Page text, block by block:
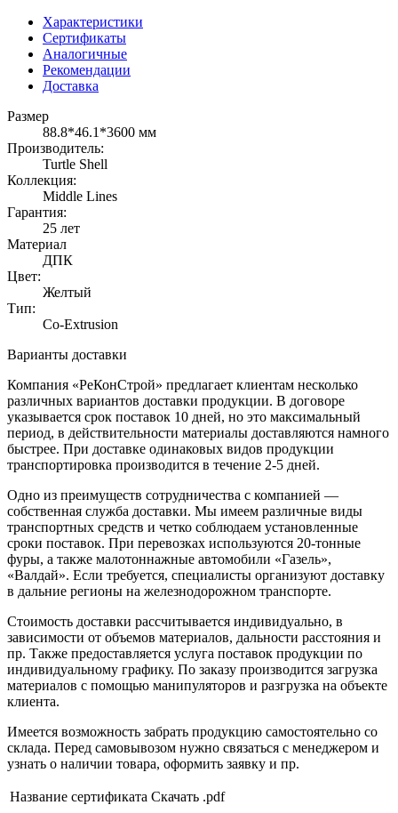
Характеристики
Сертификаты
Аналогичные
Рекомендации
Доставка
Размер
88.8*46.1*3600 мм
Производитель:
Turtle Shell
Коллекция:
Middle Lines
Гарантия:
25 лет
Материал
ДПК
Цвет:
Желтый
Тип:
Co-Extrusion
Варианты доставки
Компания «РеКонСтрой» предлагает клиентам несколько
различных вариантов доставки продукции. В договоре
указывается срок поставок 10 дней, но это максимальный
период, в действительности материалы доставляются намного
быстрее. При доставке одинаковых видов продукции
транспортировка производится в течение 2-5 дней.
Одно из преимуществ сотрудничества с компанией —
собственная служба доставки. Мы имеем различные виды
транспортных средств и четко соблюдаем установленные
сроки поставок. При перевозках используются 20-тонные
фуры, а также малотоннажные автомобили «Газель»,
«Валдай». Если требуется, специалисты организуют доставку
в дальние регионы на железнодорожном транспорте.
Стоимость доставки рассчитывается индивидуально, в
зависимости от объемов материалов, дальности расстояния и
пр. Также предоставляется услуга поставок продукции по
индивидуальному графику. По заказу производится загрузка
материалов с помощью манипуляторов и разгрузка на объекте
клиента.
Имеется возможность забрать продукцию самостоятельно со
склада. Перед самовывозом нужно связаться с менеджером и
узнать о наличии товара, оформить заявку и пр.
Название сертификата Скачать .pdf